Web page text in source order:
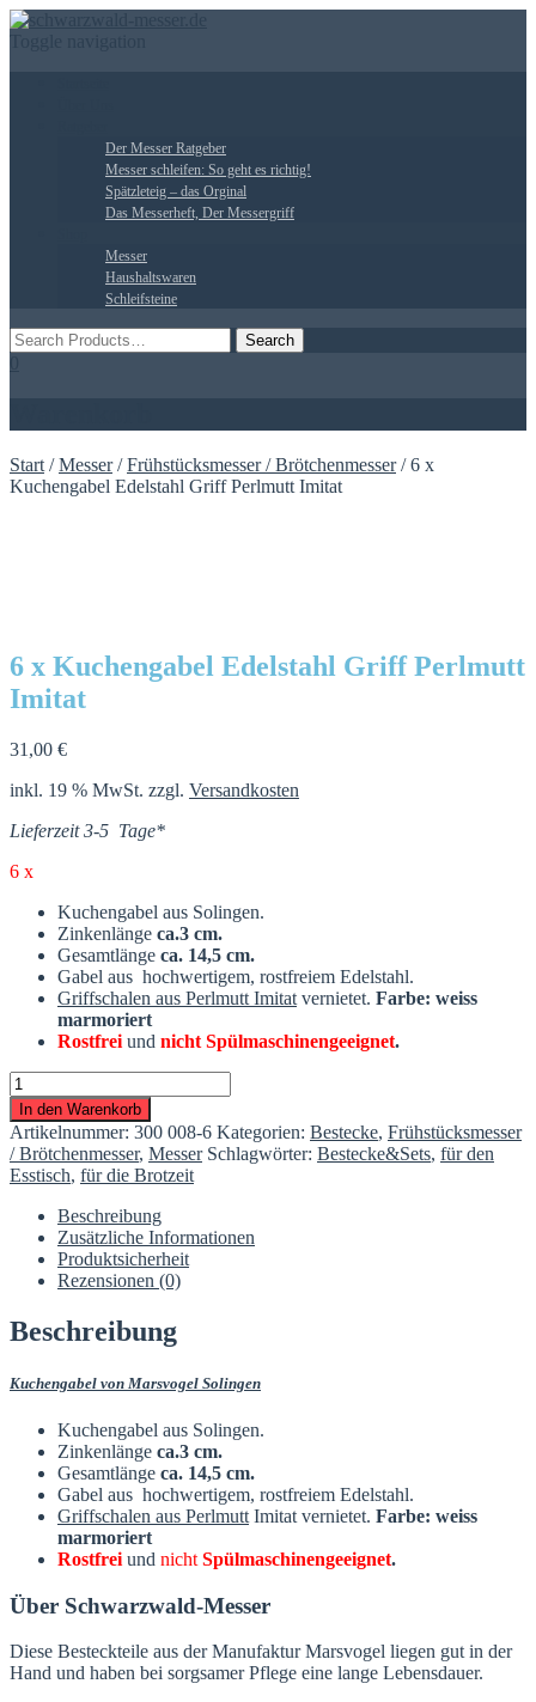
Der Messer Ratgeber
Messer schleifen: So geht es richtig!
Spätzleteig – das Orginal
Das Messerheft, Der Messergriff
Messer
Haushaltswaren
Schleifsteine
Start /Messer/Frühstücksmesser / Brötchenmesser/ 6 x
Kuchengabel Edelstahl Griff Perlmutt Imitat
6 x Kuchengabel Edelstahl Griff Perlmutt
Imitat
31,00 €
inkl. 19 % MwSt. zzgl. Versandkosten
Lieferzeit 3-5 Tage*
6 x
Kuchengabel aus Solingen.
Zinkenlänge ca.3 cm.
Gesamtlänge ca. 14,5 cm.
Gabel aus hochwertigem, rostfreiem Edelstahl.
Griffschalen aus Perlmutt Imitat vernietet. Farbe: weiss
marmoriert
Rostfrei und nicht Spülmaschinengeeignet.
6
x
Kuchengabel
Edelstahl
Griff
Perlmutt
Imitat
Menge
In den Warenkorb
Artikelnummer: 300 008-6 Kategorien: Bestecke, Frühstücksmesser
/ Brötchenmesser, Messer Schlagwörter: Bestecke&Sets, für den
Esstisch, für die Brotzeit
Beschreibung
Zusätzliche Informationen
Produktsicherheit
Rezensionen (0)
Beschreibung
Kuchengabel von Marsvogel Solingen
Kuchengabel aus Solingen.
Zinkenlänge ca.3 cm.
Gesamtlänge ca. 14,5 cm.
Gabel aus hochwertigem, rostfreiem Edelstahl.
Griffschalen aus Perlmutt Imitat vernietet. Farbe: weiss
marmoriert
Rostfrei und nicht Spülmaschinengeeignet.
Über Schwarzwald-Messer
Diese Besteckteile aus der Manufaktur Marsvogel liegen gut in der
Hand und haben bei sorgsamer Pflege eine lange Lebensdauer.